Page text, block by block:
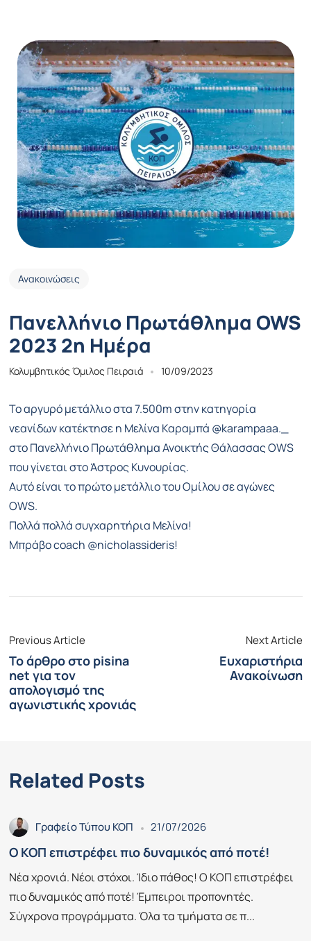
Ανακοινώσεις
Πανελλήνιο Πρωτάθλημα OWS
2023 2η Ημέρα
Κολυμβητικός Όμιλος Πειραιά 10/09/2023
Το αργυρό μετάλλιο στα 7.500m στην κατηγορία
νεανίδων κατέκτησε η Μελίνα Καραμπά @karampaaa._
στο Πανελλήνιο Πρωτάθλημα Ανοικτής Θάλασσας OWS
που γίνεται στο Άστρος Κυνουρίας.
Αυτό είναι το πρώτο μετάλλιο του Ομίλου σε αγώνες
OWS.
Πολλά πολλά συγχαρητήρια Μελίνα!
Μπράβο coach @nicholassideris!
Previous Article
Το άρθρο στο pisina
net για τον
απολογισμό της
αγωνιστικής χρονιάς
Next Article
Ευχαριστήρια
Ανακοίνωση
Related Posts
Γραφείο Τύπου ΚΟΠ 21/07/2026
Ο ΚΟΠ επιστρέφει πιο δυναμικός από ποτέ!
Νέα χρονιά. Νέοι στόχοι. Ίδιο πάθος! Ο ΚΟΠ επιστρέφει
πιο δυναμικός από ποτέ! Έμπειροι προπονητές.
Σύγχρονα προγράμματα. Όλα τα τμήματα σε π...